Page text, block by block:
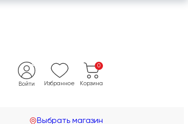
Войти Избранное Корзина
0
Выбрать магазин